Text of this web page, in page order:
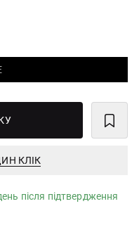
КЛІК
після підтвердження